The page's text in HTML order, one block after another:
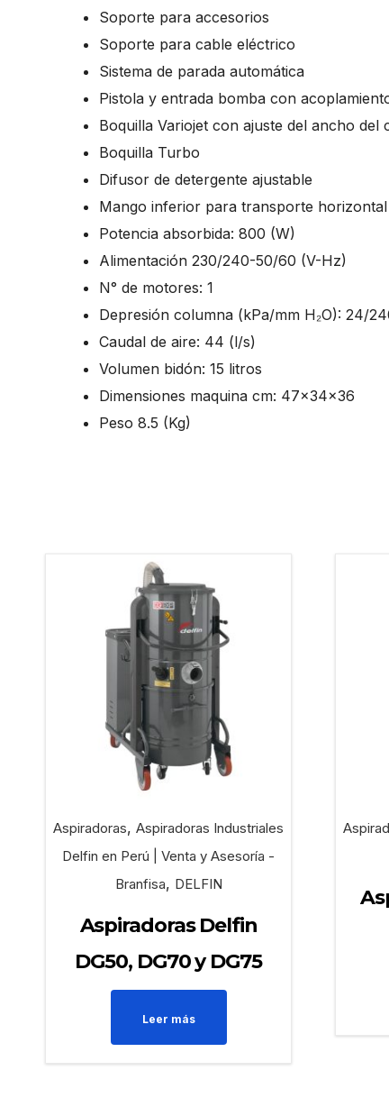
Soporte para accesorios
Soporte para cable eléctrico
Sistema de parada automática
Pistola y entrada bomba con
Boquilla Variojet con ajuste del ancho del
Boquilla Turbo
Difusor de detergente ajustable
Mango inferior para transporte horizontal
Potencia absorbida: 800 (W)
Alimentación 230/240-50/60 (V-Hz)
N° de motores: 1
Depresión columna (kPa/mm H₂O): 24/
Caudal de aire: 44 (l/s)
Volumen bidón: 15 litros
Dimensiones maquina cm: 47x34x36
Peso 8.5 (Kg)
Aspiradoras,Aspiradoras Industriales
Delfin en Perú | Venta y Asesoría -
Branfisa, DELFIN
Aspiradoras Delfin
DG50, DG70 y DG75
Leer más